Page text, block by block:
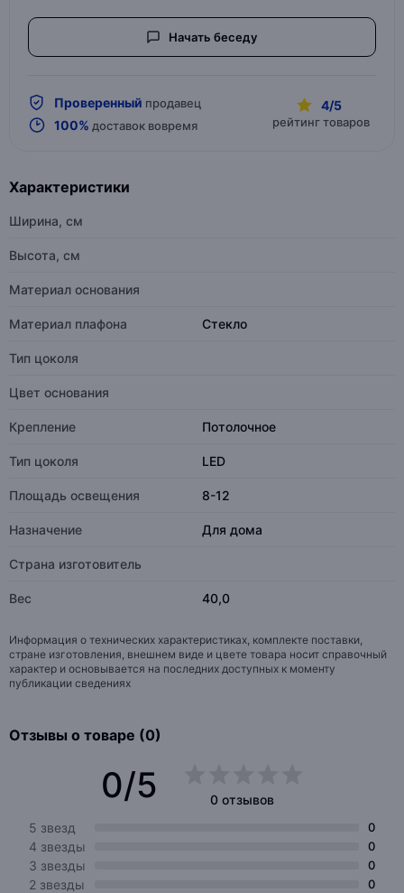
Начать беседу
Проверенный продавец
100% доставок вовремя
4/5
рейтинг товаров
Характеристики
Ширина, см
Высота, см
Материал основания
Материал плафона Стекло
Тип цоколя
Цвет основания
Крепление Потолочное
Тип цоколя LED
Площадь освещения 8-12
Назначение Для дома
Страна изготовитель
Вес 40,0
Информация о технических характеристиках, комплекте поставки,
стране изготовления, внешнем виде и цвете товара носит справочный
характер и основывается на последних доступных к моменту
публикации сведениях
Отзывы о товаре (0)
0/5
0 отзывов
5 звезд
0
4 звезды 0
3 звезды 0
2 звезды 0